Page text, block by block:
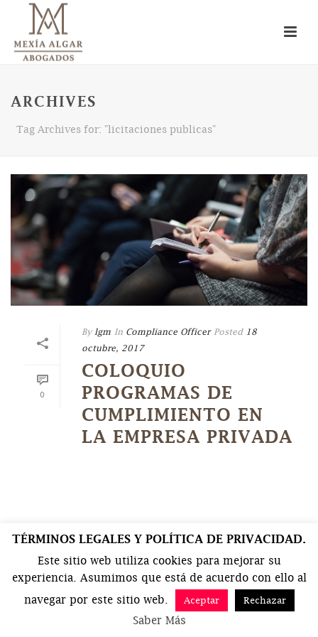
ARCHIVES
Tag Archives for: "licitaciones publicas"
0
By lgm In Compliance Officer Posted 18
octubre, 2017
COLOQUIO
PROGRAMAS DE
CUMPLIMIENTO EN
LA EMPRESA PRIVADA
TÉRMINOS LEGALES Y POLÍTICA DE PRIVACIDAD.
Este sitio web utiliza cookies para mejorar su
experiencia. Asumimos que está de acuerdo con ello al
navegar por este sitio web.
Aceptar Rechazar
Saber Más